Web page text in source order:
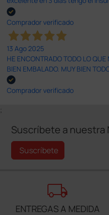
Comprador verificado
13 Ago 2025
HE ENCONTRADO TODO LO
BIEN EMBALADO. MUY BIEN
Comprador verificado
;
Suscríbete a
Suscríbete
local_shipping
ENTREGAS A MEDIDA